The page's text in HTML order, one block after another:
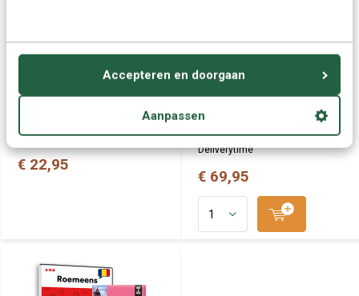
Accepteren en doorgaan
Aanpassen
die op een leuke manier
Roemeens willen leren! -
Speciaal bedoeld voor kinderen
in de leeftijd van 4 - 12 jaar. Ook
geschikt voor ouders en leraren
Deliverytime
€ 22,95
DVD-Rom!
De "Eurotalk Premium Set" is een
complete taalcursus om goed
de Roemeense taal te leren in
een korte tijd. Met dit zelfstudie
spreken, te luisteren, te lezen en
Deliverytime
€ 69,95